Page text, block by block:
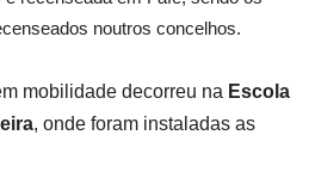
noutros concelhos.
mobilidade decorreu na Escola
, onde foram instaladas as